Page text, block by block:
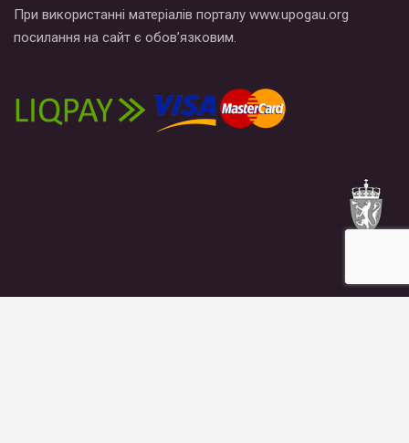
При використанні матеріалів порталу www.upogau.org
посилання на сайт є обов’язковим.